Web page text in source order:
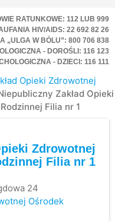
RATUNKOWE: 112 LUB 999
HIV/AIDS: 22 692 82 26
„ULGA W BÓLU”: 800 706 838
- DOROŚLI: 116 123
- DZIECI: 116 111
Opieki Zdrowotnej
Zakład Opieki
Filia nr 1
Zdrowotnej
Filia nr 1
24
Ośrodek